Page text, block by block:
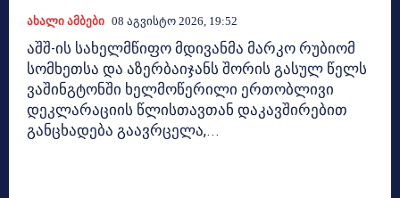
Ახალი Ამბები 08 Აგვისტო 2026, 19:52
აშშ-ის სახელმწიფო მდივანმა მარკო რუბიომ
სომხეთსა და აზერბაიჯანს შორის გასულ წელს
ვაშინგტონში ხელმოწერილი ერთობლივი
დეკლარაციის წლისთავთან დაკავშირებით
განცხადება გაავრცელა,...